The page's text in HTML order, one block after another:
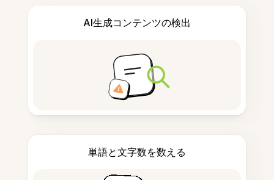
AI生成コンテンツの検出
単語と文字数を数える